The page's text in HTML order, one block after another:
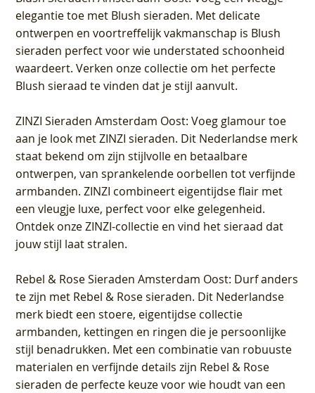
elegantie toe met Blush sieraden. Met delicate
ontwerpen en voortreffelijk vakmanschap is Blush
sieraden perfect voor wie understated schoonheid
waardeert. Verken onze collectie om het perfecte
Blush sieraad te vinden dat je stijl aanvult.
ZINZI Sieraden Amsterdam Oost: Voeg glamour toe
aan je look met ZINZI sieraden. Dit Nederlandse merk
staat bekend om zijn stijlvolle en betaalbare
ontwerpen, van sprankelende oorbellen tot verfijnde
armbanden. ZINZI combineert eigentijdse flair met
een vleugje luxe, perfect voor elke gelegenheid.
Ontdek onze ZINZI-collectie en vind het sieraad dat
jouw stijl laat stralen.
Rebel & Rose Sieraden Amsterdam Oost: Durf anders
te zijn met Rebel & Rose sieraden. Dit Nederlandse
merk biedt een stoere, eigentijdse collectie
armbanden, kettingen en ringen die je persoonlijke
stijl benadrukken. Met een combinatie van robuuste
materialen en verfijnde details zijn Rebel & Rose
sieraden de perfecte keuze voor wie houdt van een